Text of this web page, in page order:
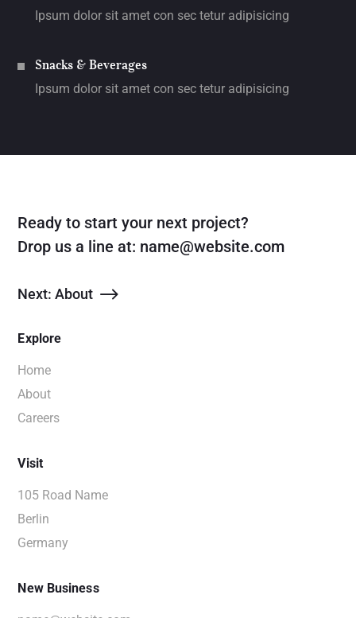
Ipsum dolor sit amet con sec tetur adipisicing
Snacks & Beverages
Ipsum dolor sit amet con sec tetur adipisicing
Ready to start your next project?
Drop us a line at: name@website.com
Next: About
Explore
Home
About
Careers
Visit
105 Road Name
Berlin
Germany
New Business